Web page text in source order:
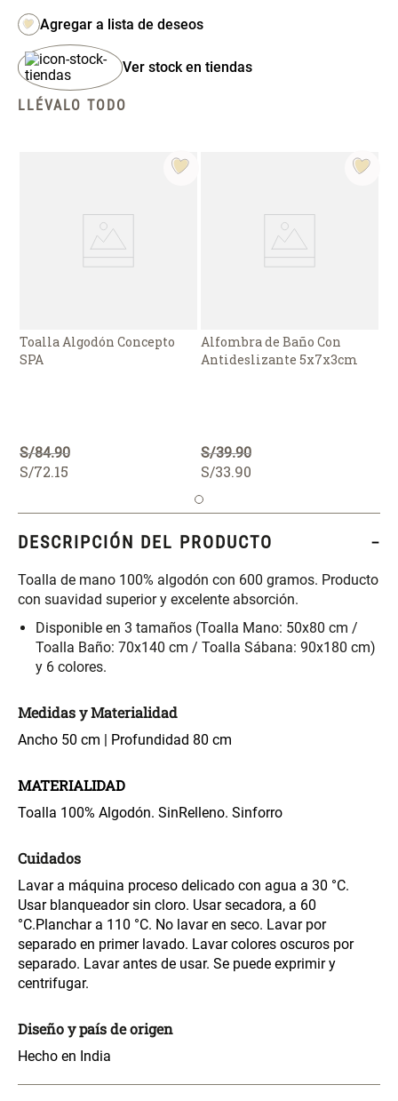
Ver stock en tiendas
LLÉVALO TODO
Toalla Algodón Concepto
SPA
S/84.90
S/72.15
Alfombra de Baño Con
Antideslizante 5x7x3cm
S/39.90
S/33.90
DESCRIPCIÓN DEL PRODUCTO
Toalla de mano 100% algodón con 600 gramos. Producto
con suavidad superior y excelente absorción.
Disponible en 3 tamaños (Toalla Mano: 50x80 cm /
Toalla Baño: 70x140 cm / Toalla Sábana: 90x180 cm)
y 6 colores.
Medidas y Materialidad
Ancho 50 cm | Profundidad 80 cm
MATERIALIDAD
Toalla 100% Algodón. SinRelleno. Sinforro
Cuidados
Lavar a máquina proceso delicado con agua a 30 °C.
Usar blanqueador sin cloro. Usar secadora, a 60
°C.Planchar a 110 °C. No lavar en seco. Lavar por
separado en primer lavado. Lavar colores oscuros por
separado. Lavar antes de usar. Se puede exprimir y
centrifugar.
Diseño y país de origen
Hecho en India
Set Sábanas Algodón satín 240
Hilos
Almohada Memory + Gel
Canasto Ropa Bambú Redondo
S/ 135.20
S/ 319.00 S/ 254.90 S/ 74.90 S/ 63.65
S/ 269.00 S/ 104.00
S/ 55.90
Organizador Cubiertos Bambú
Extensible
S/ 63.90 S/ 44.70
Canasto de Ropa Tela y Bambú
Redondo Ø38 x 52 cm
Topper de Microfibra 1500 GSM
Peldaños 71x41x106 cm
Cama Nido Grande para Perros
S/ 169.00 S/ 143.65 S/ 39.90S/ 33.90
Canasto Bambú
S/ 35.90